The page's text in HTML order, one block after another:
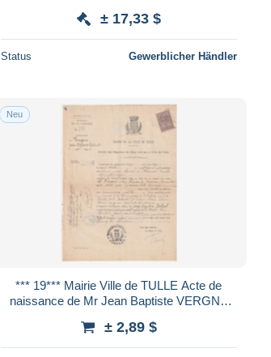
± 17,33 $
Status Gewerblicher Händler
Neu
*** 19*** Mairie Ville de TULLE Acte de
naissance de Mr Jean Baptiste VERGNE
± 2,89 $